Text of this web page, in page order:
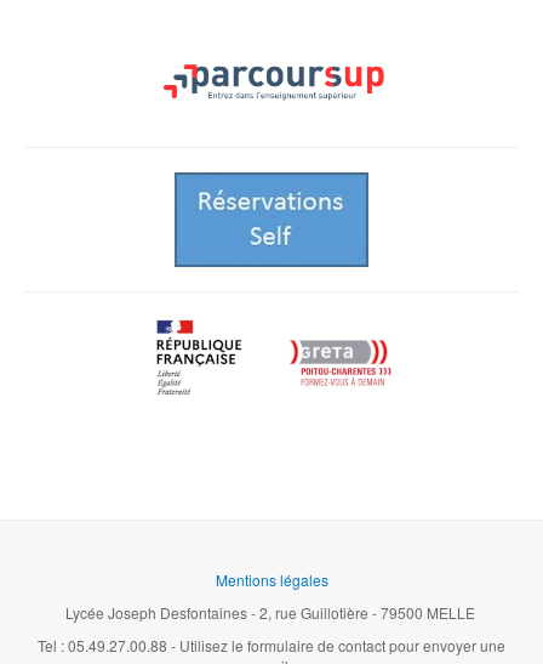
Mentions légales
Lycée Joseph Desfontaines - 2, rue Guillotière - 79500 MELLE
Tel : 05.49.27.00.88 - Utilisez le formulaire de contact pour envoyer une